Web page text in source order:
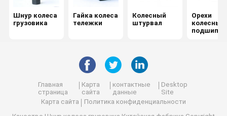
аппаратные инструменты
Автомобильные кожуры
Разрыв между колесами
Шнур колеса
грузовика
Гайка колеса
тележки
Колесный
штурвал
Орехи
колесных
Главная
страница
Карта
сайта
контактные
данные
Desktop
Site
Карта сайта
Политика конфиденциальности